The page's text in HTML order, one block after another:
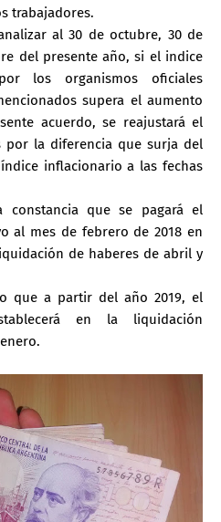
trabajadores.
al 30 de octubre, 30 de
del presente año, si el indice
los organismos oficiales
supera el aumento
acuerdo, se reajustará el
por la diferencia que surja del
inflacionario a las fechas
constancia que se pagará el
al mes de febrero de 2018 en
de haberes de abril y
que a partir del año 2019, el
en la liquidación